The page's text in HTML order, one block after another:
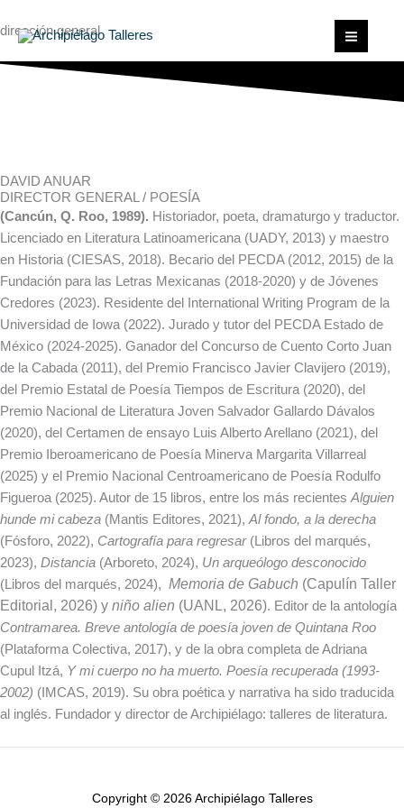
al
dirección general
DAVID ANUAR
DIRECTOR GENERAL / POESÍA
(Cancún, Q. Roo, 1989). Historiador, poeta, dramaturgo y traductor.
Licenciado en Literatura Latinoamericana (UADY, 2013) y maestro
en Historia (CIESAS, 2018). Becario del PECDA (2012, 2015) de la
Fundación para las Letras Mexicanas (2018-2020) y de Jóvenes
Credores (2023). Residente del International Writing Program de la
Universidad de Iowa (2022). Jurado y tutor del PECDA Estado de
México (2024-2025). Ganador del Concurso de Cuento Corto Juan
de la Cabada (2011), del Premio Francisco Javier Clavijero (2019),
del Premio Estatal de Poesía Tiempos de Escritura (2020), del
Premio Nacional de Literatura Joven Salvador Gallardo Dávalos
(2020), del Certamen de ensayo Luis Alberto Arellano (2021), del
Premio Iberoamericano de Poesía Minerva Margarita Villarreal
(2025) y el Premio Nacional Centroamericano de Poesía Rodulfo
Figueroa (2025). Autor de 15 libros, entre los más recientes Alguien
hunde mi cabeza (Mantis Editores, 2021), Al fondo, a la derecha
(Fósforo, 2022), Cartografía para regresar (Libros del marqués,
2023), Distancia (Arboreto, 2024), Un arqueólogo desconocido
(Libros del marqués, 2024), Memoria de Gabuch (Capulín Taller
Editorial, 2026) y niño alien (UANL, 2026). Editor de la antología
Contramarea. Breve antología de poesía joven de Quintana Roo
(Plataforma Colectiva, 2017), y de la obra completa de Adriana
Cupul Itzá, Y mi cuerpo no ha muerto. Poesía recuperada (1993-
2002) (IMCAS, 2019). Su obra poética y narrativa ha sido traducida
al inglés. Fundador y director de Archipiélago: talleres de literatura.
Copyright © 2026 Archipiélago Talleres